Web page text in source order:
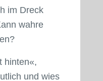
im Dreck
wahre
hinten«,
und wies